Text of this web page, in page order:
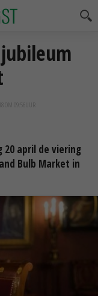
OM 09:56
20 april de viering
Bulb Market in